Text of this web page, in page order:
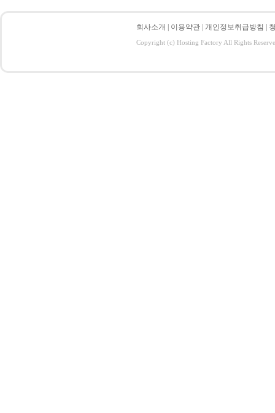
회사소개 이용약관 개인정보취급방침
Copyright (c) Hosting Factory All Rights